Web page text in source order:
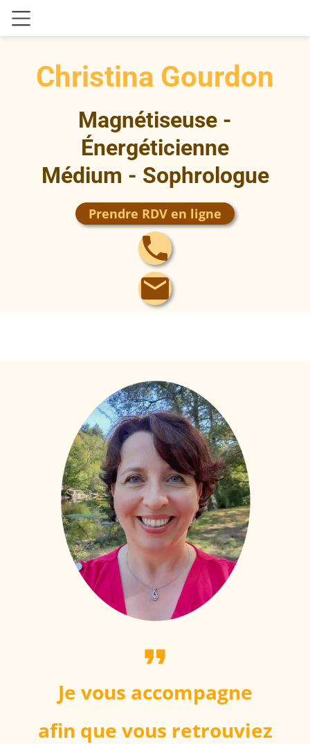
Christina Gourdon
Magnétiseuse -
Énergéticienne
Médium - Sophrologue
Prendre RDV en ligne
local_phone
mail
format_quote
Je vous accompagne
afin que vous retrouviez